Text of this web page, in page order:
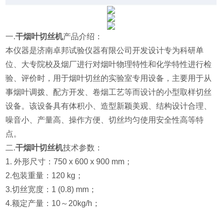
一.干烟叶切丝机产品介绍：
本仪器是济南卓邦试验仪器有限公司开发设计专为科研单
位、大专院校及烟厂进行对烟叶物理特性和化学特性进行检
验、评价时，用于烟叶切丝的实验室专用设备，主要用于从
事烟叶调拨、配方开发、卷烟工艺等而设计的小型取样切丝
设备。该设备具有体积小、造型新颖美观、结构设计合理、
噪音小、产量高、操作方便、切丝均匀使用安全性高等特
点。
二.干烟叶切丝机技术参数：
1. 外形尺寸：750 x 600 x 900 mm；
2.包装重量：120 kg；
3.切丝宽度：1 (0.8) mm；
4.额定产量：10～20kg/h；